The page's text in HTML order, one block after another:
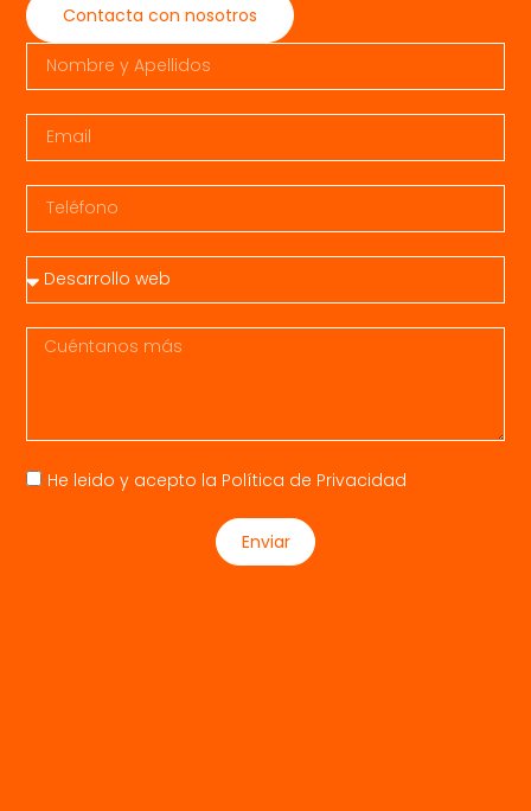
Contacta con nosotros
He leido y acepto la Política de Privacidad
Enviar